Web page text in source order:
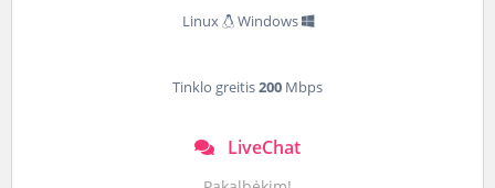
Linux
Windows
Tinklo greitis200 Mbps
LiveChat